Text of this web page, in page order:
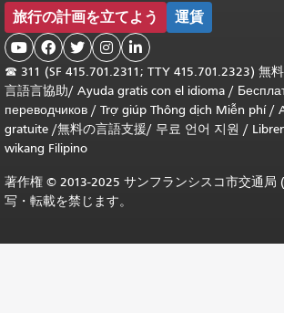
旅行の計画を立てよう 運賃
    
☎ 311 (SF 415.701.2311; TTY 415.701.2323) 無
言語言協助/ Ayuda gratis con el idioma /
переводчиков / Trợ giúp Thông dịch Miễn phí/
gratuite /無料の言語支援/ 무료 언어 지원 /
wikang Filipino
著作権 © 2013-2025 サンフランシスコ市交通局
写・転載を禁じます。